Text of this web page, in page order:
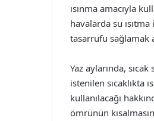
ısınma amacıyla
havalarda su
tasarrufu sağlamak
Yaz aylarında,
istenilen sıcaklıkta
kullanılacağı
ömrünün